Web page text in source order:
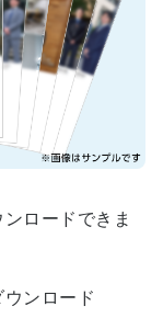
ロードできま
ンロード